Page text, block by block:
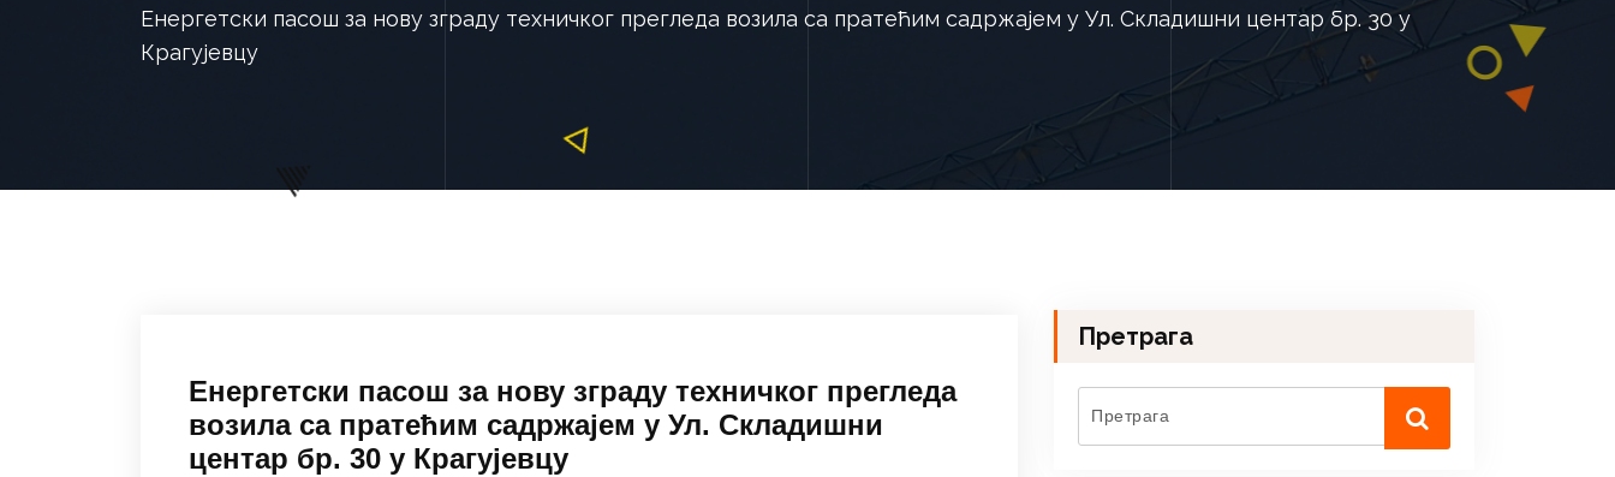
Енергетски пасош за нову зграду техничког прегледа возила са пратећим садржајем у Ул. Складишни центар бр. 30 у
Крагујевцу
Енергетски пасош за нову зграду техничког прегледа
возила са пратећим садржајем у Ул. Складишни
центар бр. 30 у Крагујевцу
Претрага